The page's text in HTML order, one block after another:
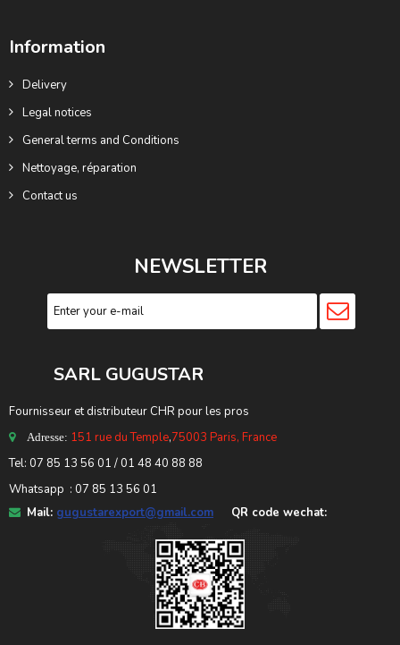
Information
Delivery
Legal notices
General terms and Conditions
Nettoyage, réparation
Contact us
NEWSLETTER
SARL GUGUSTAR
Fournisseur et distributeur CHR pour les pros
Adresse: 151 rue du Temple,75003 Paris, France
Tel: 07 85 13 56 01 / 01 48 40 88 88
Whatsapp : 07 85 13 56 01
Mail: gugustarexport@gmail.com QR code wechat: